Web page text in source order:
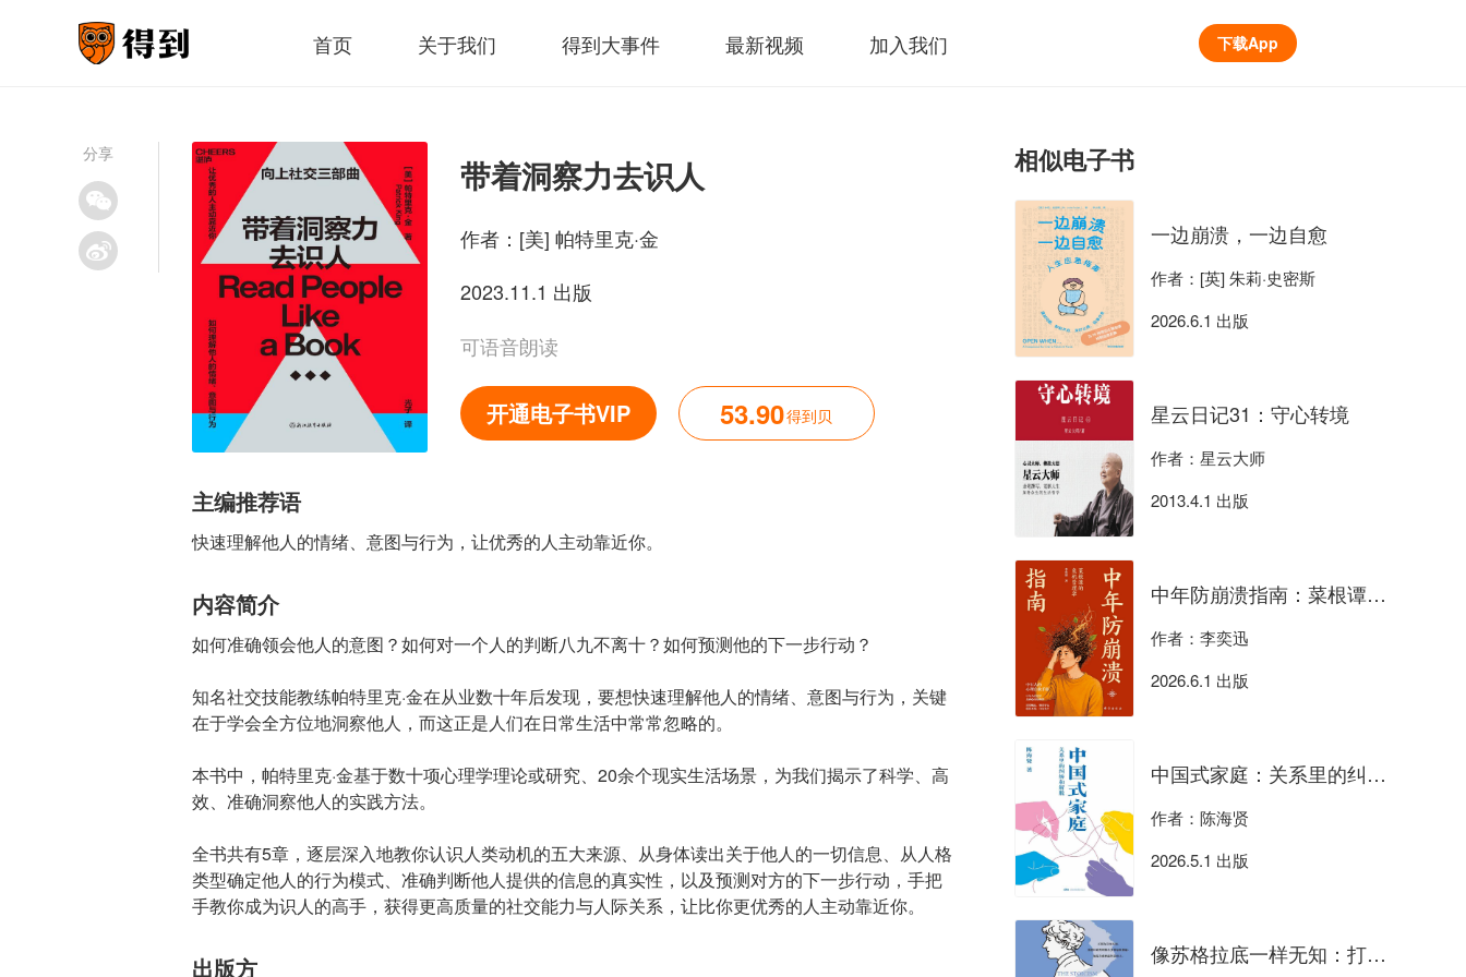
首页 关于我们 得到大事件 最新视频 加入我们 下载App
分享
带着洞察力去识人
作者： [美] 帕特里克·金
2023.11.1 出版
可语音朗读
开通电子书VIP 53.90得到贝
主编推荐语
快速理解他人的情绪、意图与行为，让优秀的人主动靠近你。
内容简介
如何准确领会他人的意图？如何对一个人的判断八九不离十？如何预测他的下一步行动？
知名社交技能教练帕特里克·金在从业数十年后发现，要想快速理解他人的情绪、意图与行为，关键
在于学会全方位地洞察他人，而这正是人们在日常生活中常常忽略的。
本书中，帕特里克·金基于数十项心理学理论或研究、20余个现实生活场景，为我们揭示了科学、高
效、准确洞察他人的实践方法。
全书共有5章，逐层深入地教你认识人类动机的五大来源、从身体读出关于他人的一切信息、从人格
类型确定他人的行为模式、准确判断他人提供的信息的真实性，以及预测对方的下一步行动，手把
手教你成为识人的高手，获得更高质量的社交能力与人际关系，让比你更优秀的人主动靠近你。
出版方
相似电子书
一边崩溃，一边自愈
作者：[英] 朱莉·史密斯
2026.6.1 出版
星云日记31：守心转境
作者：星云大师
2013.4.1 出版
中年防崩溃指南：菜根谭的危机管理学
作者：李奕迅
2026.6.1 出版
中国式家庭：关系里的纠缠和解脱
作者：陈海贤
2026.5.1 出版
像苏格拉底一样无知：打不倒的活法